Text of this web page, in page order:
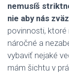
nemusíš
nie aby nás
povinnosti, ktoré
náročné a
vybaviť nejaké
mám šichtu v